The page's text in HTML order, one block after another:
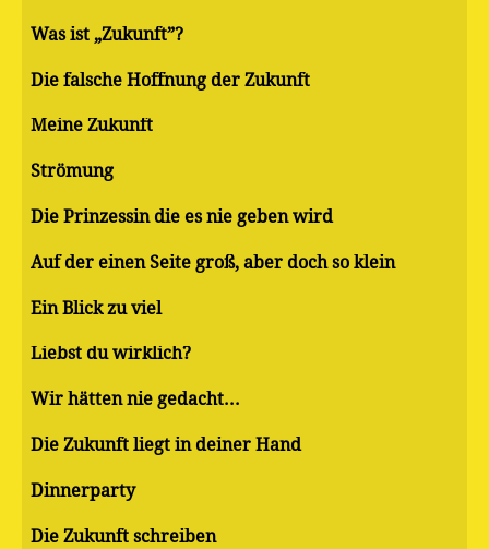
Was ist „Zukunft”?
Die falsche Hoffnung der Zukunft
Meine Zukunft
Strömung
Die Prinzessin die es nie geben wird
Auf der einen Seite groß, aber doch so klein
Ein Blick zu viel
Liebst du wirklich?
Wir hätten nie gedacht...
Die Zukunft liegt in deiner Hand
Dinnerparty
Die Zukunft schreiben